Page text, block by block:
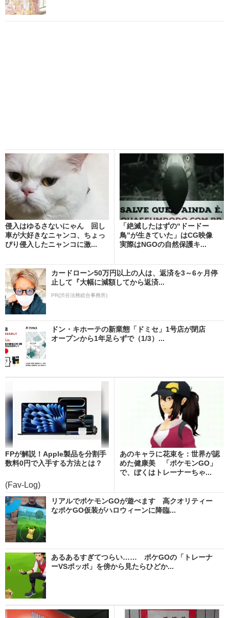
侵入はゆるさないにゃん 回し
車が大好きなニャンコ、ちょっ
ぴり侵入したニャンコに激...
「絶滅したはずの“ドードー
鳥”が生きていた」はCG映像
実際はNGOの自然保護キ...
カードローン50万円以上の人は、返済を3～6ヶ月停
止して『大幅に減額してから返済...
PR(渋谷法務総合事務所)
ドン・キホーテの新業態「ドミセ」1号店が閉店
オープンから1年足らずで（1/3）...
FPが解説！Apple製品を分割手
数料0円で入手する方法とは？
(Fav-Log)
あのキャラに花束を：世界が認
めた健康美 「ポケモンGO」
で、ぼくはトレーナーちゃ...
リアルでポケモンGOが遊べます 高クオリティー
なポケGO仮装がハロウィーンに降臨...
あるあるすぎてつらい…… ポケGOの「トレーナ
ーVSポッポ」を傍から見たらひどか...